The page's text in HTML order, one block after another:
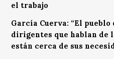
el trabajo
García Cuerva: “El pueblo
dirigentes que hablan de
están cerca de sus